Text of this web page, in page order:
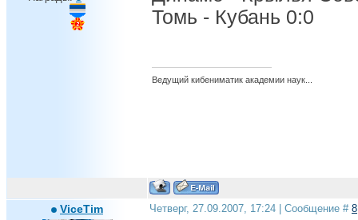
Томь - Кубань 0:0
Ведущий кибениматик академии наук...
ViceTim Четверг, 27.09.2007, 17:24 | Сообщение # 8